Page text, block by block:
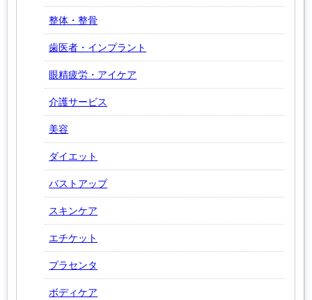
整体・整骨
歯医者・インプラント
眼精疲労・アイケア
介護サービス
美容
ダイエット
バストアップ
スキンケア
エチケット
プラセンタ
ボディケア